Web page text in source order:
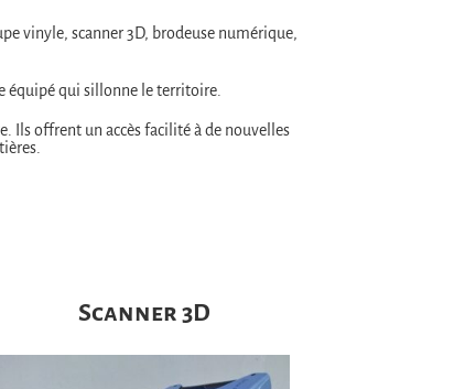
vinyle, scanner 3D, brodeuse numérique,
équipé qui sillonne le territoire.
Ils offrent un accès facilité à de nouvelles
Scanner 3D